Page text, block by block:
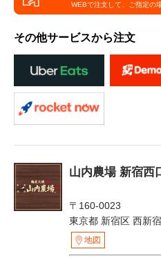
WEBで注文して、 ご指定の
その他サービスから注文
山内農場 新宿西
〒160-0023
東京都 新宿区 西新
地図